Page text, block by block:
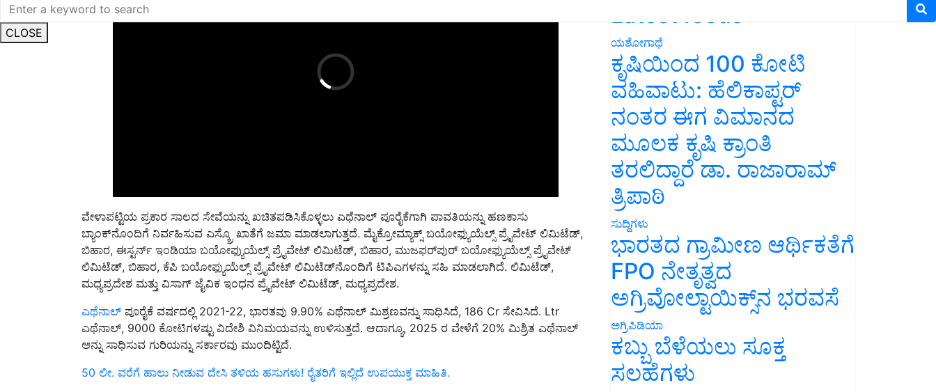
CLOSE
ವೇಳಾಪಟ್ಟಿಯ ಪ್ರಕಾರ ಸಾಲದ ಸೇವೆಯನ್ನು ಖಚಿತಪಡಿಸಿಕೊಳ್ಳಲು ಎಥೆನಾಲ್ ಪೂರೈಕೆಗಾಗಿ ಪಾವತಿಯನ್ನು ಹಣಕಾಸು
ಬ್ಯಾಂಕ್‌ನೊಂದಿಗೆ ನಿರ್ವಹಿಸುವ ಎಸ್ಕ್ರೊ ಖಾತೆಗೆ ಜಮಾ ಮಾಡಲಾಗುತ್ತದೆ. ಮೈಕ್ರೋಮ್ಯಾಕ್ಸ್ ಬಯೋಫ್ಯುಯೆಲ್ಸ್ ಪ್ರೈವೇಟ್ ಲಿಮಿಟೆಡ್,
ಬಿಹಾರ, ಈಸ್ಟರ್ನ್ ಇಂಡಿಯಾ ಬಯೋಫ್ಯುಯೆಲ್ಸ್ ಪ್ರೈವೇಟ್ ಲಿಮಿಟೆಡ್, ಬಿಹಾರ, ಮುಜಫರ್‌ಪುರ್ ಬಯೋಫ್ಯುಯೆಲ್ಸ್ ಪ್ರೈವೇಟ್
ಲಿಮಿಟೆಡ್, ಬಿಹಾರ, ಕೆಪಿ ಬಯೋಫ್ಯುಯೆಲ್ಸ್ ಪ್ರೈವೇಟ್ ಲಿಮಿಟೆಡ್‌ನೊಂದಿಗೆ ಟಿಪಿಎಗಳನ್ನು ಸಹಿ ಮಾಡಲಾಗಿದೆ. ಲಿಮಿಟೆಡ್,
ಮಧ್ಯಪ್ರದೇಶ ಮತ್ತು ವಿಸಾಗ್ ಜೈವಿಕ ಇಂಧನ ಪ್ರೈವೇಟ್ ಲಿಮಿಟೆಡ್, ಮಧ್ಯಪ್ರದೇಶ.
ಎಥೆನಾಲ್
ಪೂರೈಕೆ ವರ್ಷದಲ್ಲಿ 2021-22, ಭಾರತವು 9.90% ಎಥೆನಾಲ್ ಮಿಶ್ರಣವನ್ನು ಸಾಧಿಸಿದೆ, 186 Cr ಸೇವಿಸಿದೆ. Ltr
ಎಥೆನಾಲ್, 9000 ಕೋಟಿಗಳಷ್ಟು ವಿದೇಶಿ ವಿನಿಮಯವನ್ನು ಉಳಿಸುತ್ತದೆ. ಆದಾಗ್ಯೂ, 2025 ರ ವೇಳೆಗೆ 20% ಮಿಶ್ರಿತ ಎಥೆನಾಲ್
ಅನ್ನು ಸಾಧಿಸುವ ಗುರಿಯನ್ನು ಸರ್ಕಾರವು ಮುಂದಿಟ್ಟಿದೆ.
50 ಲೀ. ವರೆಗೆ ಹಾಲು ನೀಡುವ ದೇಸಿ ತಳಿಯ ಹಸುಗಳು! ರೈತರಿಗೆ ಇಲ್ಲಿದೆ ಉಪಯುಕ್ತ ಮಾಹಿತಿ.
Central Government Scheme! Pashu kisan credit card scheme! ನಿಂದ ನಿಮಗೆ ಪಶುಸಂಗೋಪನೆಗಾಗಿ
Latest feeds
ಯಶೋಗಾಥೆ
ಕೃಷಿಯಿಂದ 100 ಕೋಟಿ
ವಹಿವಾಟು: ಹೆಲಿಕಾಪ್ಟರ್
ನಂತರ ಈಗ ವಿಮಾನದ
ಮೂಲಕ ಕೃಷಿ ಕ್ರಾಂತಿ
ತರಲಿದ್ದಾರೆ ಡಾ. ರಾಜಾರಾಮ್
ತ್ರಿಪಾಠಿ
ಸುದ್ದಿಗಳು
ಭಾರತದ ಗ್ರಾಮೀಣ ಆರ್ಥಿಕತೆಗೆ
FPO ನೇತೃತ್ವದ
ಅಗ್ರಿವೋಲ್ಟಾಯಿಕ್ಸ್‌ನ ಭರವಸೆ
ಅಗ್ರಿಪಿಡಿಯಾ
ಕಬ್ಬು ಬೆಳೆಯಲು ಸೂಕ್ತ
ಸಲಹೆಗಳು